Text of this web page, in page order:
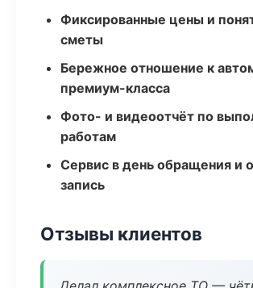
Фиксированные цены и
сметы
Бережное отношение к
премиум-класса
Фото- и видеоотчёт по
работам
Сервис в день обращения и
запись
Отзывы клиентов